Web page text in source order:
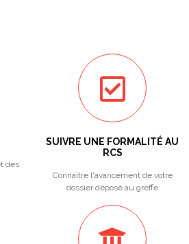
des
SUIVRE UNE FORMALITÉ AU
RCS
Connaître l'avancement de votre
dossier déposé au greffe